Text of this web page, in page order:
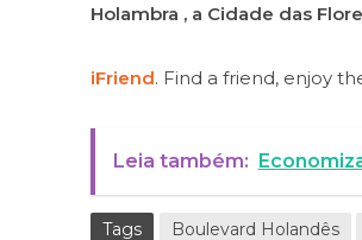
Holambra , a Cidade das
iFriend. Find a friend, enjoy
Leia também:
Tags Boulevard Holandês